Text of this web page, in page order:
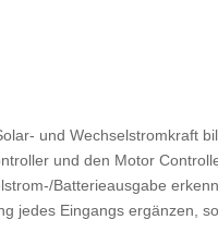
und Wechselstromkraft
und den Motor
Batterieausgabe
jedes Eingangs ergänzen,